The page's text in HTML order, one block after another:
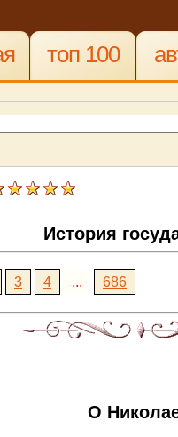
топ 100
История
3 4 ... 686
О